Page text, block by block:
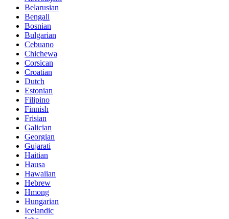
Belarusian
Bengali
Bosnian
Bulgarian
Cebuano
Chichewa
Corsican
Croatian
Dutch
Estonian
Filipino
Finnish
Frisian
Galician
Georgian
Gujarati
Haitian
Hausa
Hawaiian
Hebrew
Hmong
Hungarian
Icelandic